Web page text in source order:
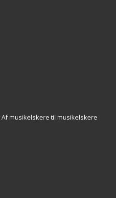
musikelskere til musikelskere